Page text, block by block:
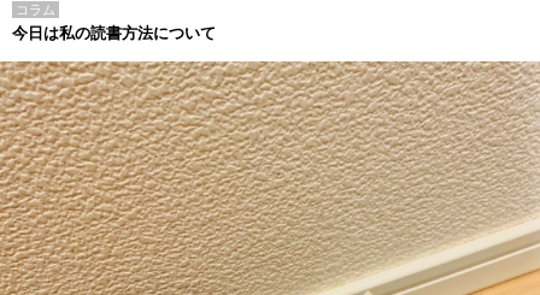
コラム
今日は私の読書方法について